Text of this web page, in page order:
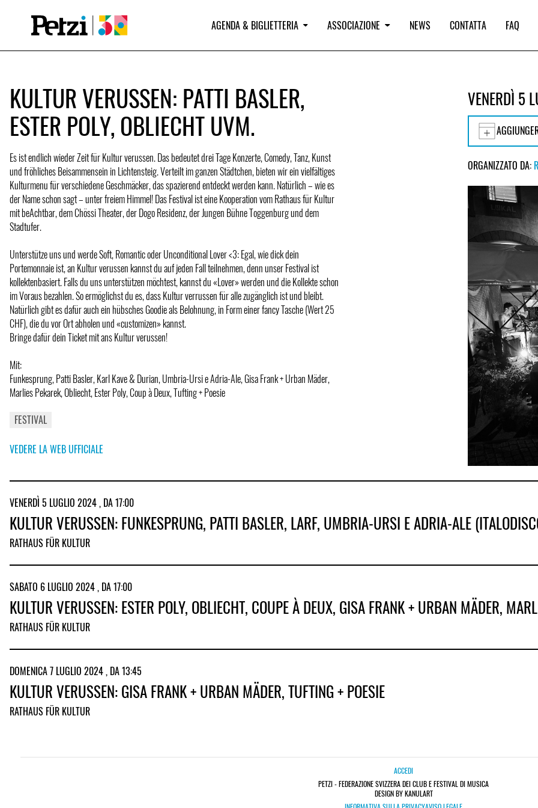
AGENDA & BIGLIETTERIA ASSOCIAZIONE NEWS CONTATTA FAQ
KULTUR VERUSSEN: PATTI BASLER,
ESTER POLY, OBLIECHT UVM.
Es ist endlich wieder Zeit für Kultur verussen. Das bedeutet drei Tage Konzerte, Comedy, Tanz, Kunst
und fröhliches Beisammensein in Lichtensteig. Verteilt im ganzen Städtchen, bieten wir ein vielfältiges
Kulturmenu für verschiedene Geschmäcker, das spazierend entdeckt werden kann. Natürlich – wie es
der Name schon sagt – unter freiem Himmel! Das Festival ist eine Kooperation vom Rathaus für Kultur
mit beAchtbar, dem Chössi Theater, der Dogo Residenz, der Jungen Bühne Toggenburg und dem
Stadtufer.
Unterstütze uns und werde Soft, Romantic oder Unconditional Lover <3: Egal, wie dick dein
Portemonnaie ist, an Kultur verussen kannst du auf jeden Fall teilnehmen, denn unser Festival ist
kollektenbasiert. Falls du uns unterstützen möchtest, kannst du «Lover» werden und die Kollekte schon
im Voraus bezahlen. So ermöglichst du es, dass Kultur verrussen für alle zugänglich ist und bleibt.
Natürlich gibt es dafür auch ein hübsches Goodie als Belohnung, in Form einer fancy Tasche (Wert 25
CHF), die du vor Ort abholen und «customizen» kannst.
Bringe dafür dein Ticket mit ans Kultur verussen!
Mit:
Funkesprung, Patti Basler, Karl Kave & Durian, Umbria-Ursi e Adria-Ale, Gisa Frank + Urban Mäder,
Marlies Pekarek, Obliecht, Ester Poly, Coup à Deux, Tufting + Poesie
FESTIVAL
VEDERE LA WEB UFFICIALE
VENERDÌ 5
ORGANIZZATO DA:
VENERDÌ 5 LUGLIO 2024 , DA 17:00
KULTUR VERUSSEN: FUNKESPRUNG, PATTI BASLER, LARF, UMBRIA-URSI E ADRIA-ALE
RATHAUS FÜR KULTUR
SABATO 6 LUGLIO 2024 , DA 17:00
KULTUR VERUSSEN: ESTER POLY, OBLIECHT, COUPE À DEUX, GISA FRANK + URBAN MÄDER,
RATHAUS FÜR KULTUR
DOMENICA 7 LUGLIO 2024 , DA 13:45
KULTUR VERUSSEN: GISA FRANK + URBAN MÄDER, TUFTING + POESIE
RATHAUS FÜR KULTUR
ACCEDI
PETZI - FEDERAZIONE SVIZZERA DEI CLUB E FESTIVAL DI MUSICA
DESIGN BY KANULART